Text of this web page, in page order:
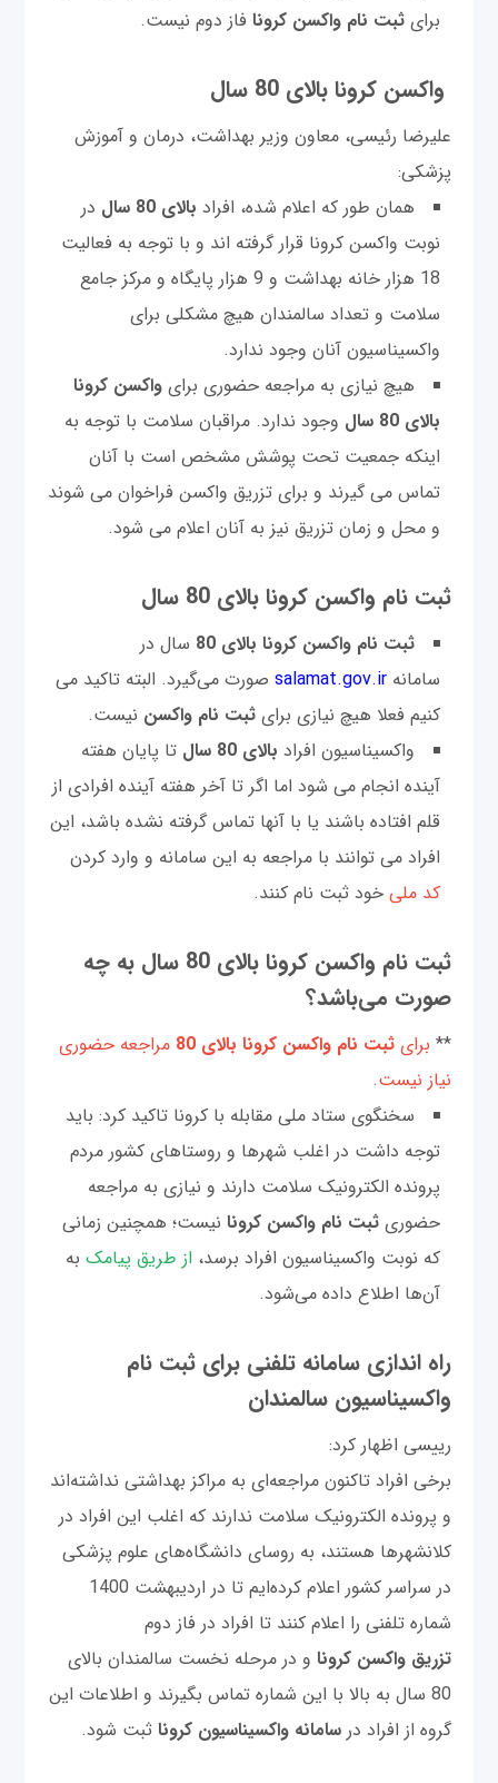
برای ثبت نام واکسن کرونافاز دوم نیست.
واکسن کرونا بالای 80 سال
علیرضا رئیسی، معاون وزیر بهداشت، درمان و آموزش
پزشکی:
همان طور که اعلام شده، افراد بالای 80 سال
در
نوبت واکسن کرونا قرار گرفته اند و با توجه به فعالیت
18 هزار خانه بهداشت و 9 هزار پایگاه و مرکز جامع
سلامت و تعداد سالمندان هیچ مشکلی برای
واکسیناسیون آنان وجود ندارد.
هیچ نیازی به مراجعه حضوری برای واکسن کرونا
بالای 80 سال
وجود ندارد. مراقبان سلامت با توجه به
اینکه جمعیت تحت پوشش مشخص است با آنان
تماس می گیرند و برای تزریق واکسن فراخوان می شوند
و محل و زمان تزریق نیز به آنان اعلام می شود.
ثبت نام واکسن کرونا بالای 80 سال
ثبت نام واکسن کرونا بالای 80
سال در
سامانه salamat.gov.ir
صورت می‌گیرد. البته تاکید می
کنیم فعلا هیچ نیازی برای ثبت نام واکسن نیست.
واکسیناسیون افراد بالای 80 سال
تا پایان هفته
آینده انجام می شود اما اگر تا آخر هفته آینده افرادی از
قلم افتاده باشند یا با آنها تماس گرفته نشده باشد، این
افراد می توانند با مراجعه به این سامانه و وارد کردن
کد ملیخود ثبت نام کنند.
ثبت نام واکسن کرونا بالای 80 سال به چه
صورت می‌باشد؟
** برایثبت نام واکسن کرونا بالای 80
مراجعه حضوری
نیاز نیست.
سخنگوی ستاد ملی مقابله با کرونا تاکید کرد: باید
توجه داشت در اغلب شهر‌ها و روستا‌های کشور مردم
پرونده الکترونیک سلامت دارند و نیازی به مراجعه
حضوری ثبت نام واکسن کرونا نیست؛ همچنین زمانی
که نوبت واکسیناسیون افراد برسد، از طریق پیامک به
آن‌ها اطلاع داده می‌شود.
راه اندازی سامانه تلفنی برای ثبت نام
واکسیناسیون سالمندان
رییسی اظهار کرد:
برخی افراد تاکنون مراجعه‌ای به مراکز بهداشتی نداشته‌اند
و پرونده الکترونیک سلامت ندارند که اغلب این افراد در
کلانشهر‌ها هستند، به روسای دانشگاه‌های علوم پزشکی
در سراسر کشور اعلام کرده‌ایم تا در اردیبهشت 1400
شماره تلفنی را اعلام کنند تا افراد در فاز دوم
تزریق واکسن کرونا و در مرحله نخست سالمندان بالای
80 سال به بالا با این شماره تماس بگیرند و اطلاعات این
گروه از افراد در سامانه واکسیناسیون کرونا ثبت شود.